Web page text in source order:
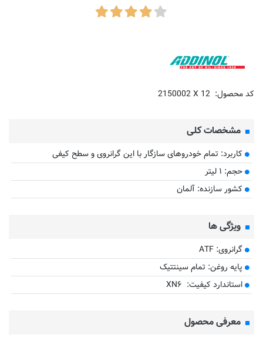
کد محصول: 2150002 X 12
مشخصات کلی
کاربرد: تمام خودروهای سازگار با این گرانروی و سطح کیفی
حجم: ۱ لیتر
کشور سازنده: آلمان
ویژگی ها
گرانروی: ATF
پایه روغن: تمام سینتتیک
استاندارد کیفیت: XN۶
معرفی محصول